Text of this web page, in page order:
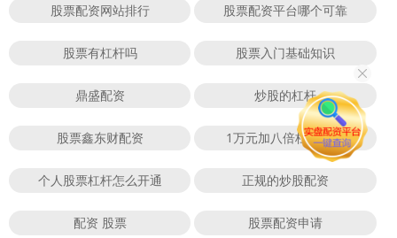
股票配资网站排行 股票配资平台哪个可靠
股票有杠杆吗 股票入门基础知识
鼎盛配资 炒股的杠杆
股票鑫东财配资 1万元加八倍杠杆炒股
个人股票杠杆怎么开通 正规的炒股配资
配资 股票 股票配资申请